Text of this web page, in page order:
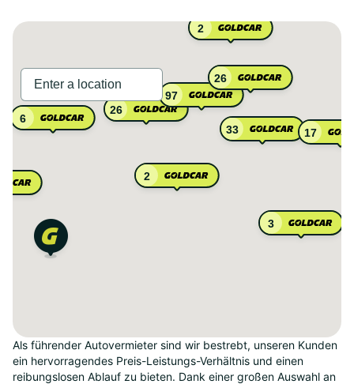
2
26
97
33
26
3
2
6
17
Als führender Autovermieter sind wir bestrebt, unseren Kunden
ein hervorragendes Preis-Leistungs-Verhältnis und einen
reibungslosen Ablauf zu bieten. Dank einer großen Auswahl an